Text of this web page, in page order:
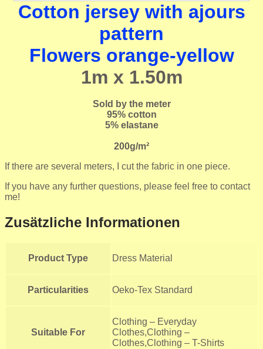
Cotton jersey with ajours
pattern
Flowers orange-yellow
1m x 1.50m
Sold by the meter
95% cotton
5% elastane
200g/m²
If there are several meters, I cut the fabric in one piece.
If you have any further questions, please feel free to contact
me!
Zusätzliche Informationen
Product Type Dress Material
Particularities Oeko-Tex Standard
Suitable For
Clothing – Everyday
Clothes,Clothing –
Clothes,Clothing – T-Shirts